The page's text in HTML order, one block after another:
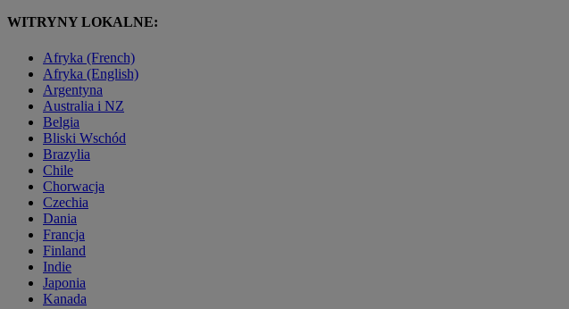
WITRYNY LOKALNE:
Afryka (French)
Afryka (English)
Argentyna
Australia i NZ
Belgia
Bliski Wschód
Brazylia
Chile
Chorwacja
Czechia
Dania
Francja
Finland
Indie
Japonia
Kanada